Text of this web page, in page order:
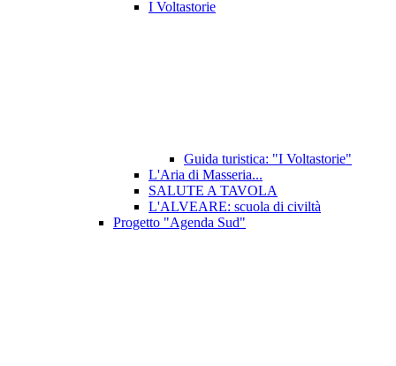
I Voltastorie
Guida turistica: "I Voltastorie"
L'Aria di Masseria...
SALUTE A TAVOLA
L'ALVEARE: scuola di civiltà
Progetto "Agenda Sud"